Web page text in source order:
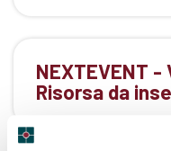
NEXTEVENT -
Risorsa da